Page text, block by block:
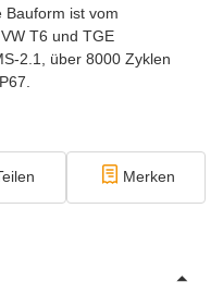
Bauform ist vom
T6 und TGE
2.1, über 8000 Zyklen
Merken